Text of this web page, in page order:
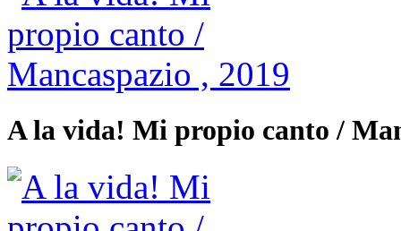
A la vida! Mi propio canto /